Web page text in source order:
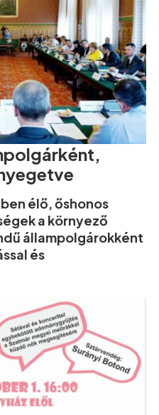
élő, őshonos
a környező
állampolgárokként
és